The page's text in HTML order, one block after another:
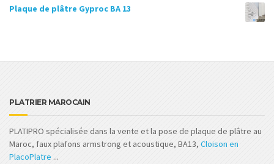
Plaque de plâtre Gyproc BA 13
PLATRIER MAROCAIN
PLATIPRO spécialisée dans la vente et la pose de plaque de plâtre au
Maroc, faux plafons armstrong et acoustique, BA13, Cloison en
PlacoPlatre ...